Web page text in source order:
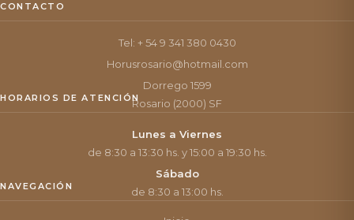
CONTACTO
Tel: + 54 9 341 380 0430
Horusrosario@hotmail.com
Dorrego 1599
Rosario (2000) SF
HORARIOS DE ATENCIÓN
Lunes a Viernes
de 8:30 a 13:30 hs. y 15:00 a 19:30 hs.
Sábado
de 8:30 a 13:00 hs.
NAVEGACIÓN